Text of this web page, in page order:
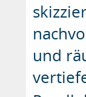
und